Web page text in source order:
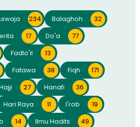
234 Balaghoh
32
17 Do'a
77
Fadlo'il
13
Fatawa 38 Fiqh
171
27 Hanafi
36
Hari Raya 11 I'rob
19
14 Ilmu Hadits
49